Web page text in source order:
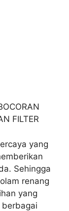
FILTER
yang
Sehingga
renang
yang